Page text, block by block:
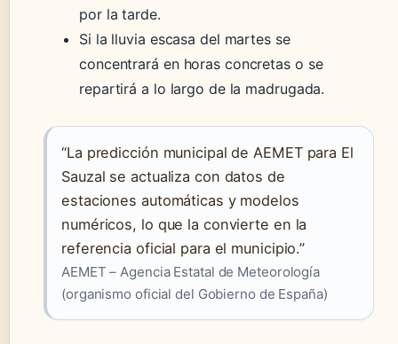
por la tarde.
Si la lluvia escasa del martes se
concentrará en horas concretas o se
repartirá a lo largo de la madrugada.
“La predicción municipal de AEMET para El
Sauzal se actualiza con datos de
estaciones automáticas y modelos
numéricos, lo que la convierte en la
referencia oficial para el municipio.”
AEMET – Agencia Estatal de Meteorología
(organismo oficial del Gobierno de España)